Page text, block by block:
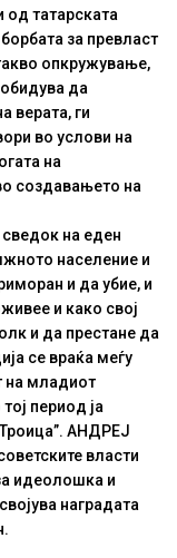
од татарската
борбата за превласт
опкружување,
да
верата, ги
во услови на
на
создавањето на
на еден
население и
и да убие, и
и како свој
и да престане да
се враќа меѓу
на младиот
период ја
AНДРЕЈ
власти
идеолошка и
наградата